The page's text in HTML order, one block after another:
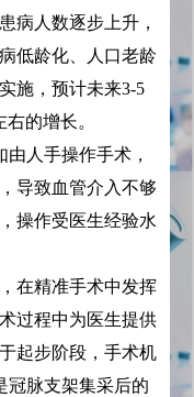
病人数逐步上升，
低龄化、人口老龄
施，预计未来3-5
的增长。
人手操作手术，
导致血管介入不够
操作受医生经验水
在精准手术中发挥
过程中为医生提供
起步阶段，手术机
冠脉支架集采后的